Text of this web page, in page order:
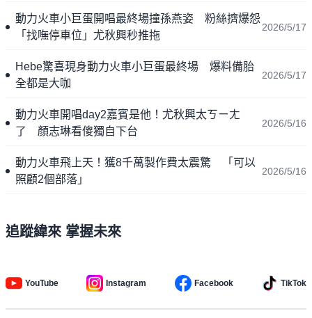
動力火車小巨蛋開唱最終場撞孫燕姿 粉絲擠爆怨
「找嘸停車位」尤秋興秒推拖
2026/5/17
Hebe驚喜現身動力火車小巨蛋最終場 爆料備胎
全都是大咖
2026/5/17
動力火車開唱day2嘉賓是他！尤秋興太ㄎㄧㄤ
了 顏志琳看傻獨自下台
2026/5/16
動力火車飛上天！獲8千萬製作費太震驚 「可以
照顧2個部落」
2026/5/16
追蹤緯來 掌握未來
YouTube Instagram Facebook TikTok